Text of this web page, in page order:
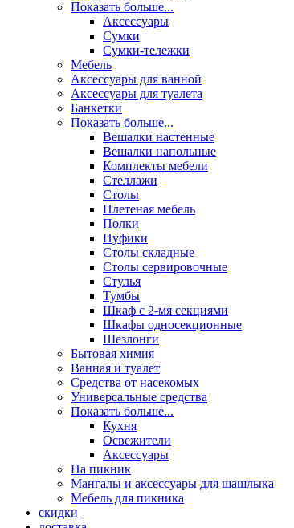
Показать больше...
Аксессуары
Сумки
Сумки-тележки
Мебель
Аксессуары для ванной
Аксессуары для туалета
Банкетки
Показать больше...
Вешалки настенные
Вешалки напольные
Комплекты мебели
Стеллажи
Столы
Плетеная мебель
Полки
Пуфики
Столы складные
Столы сервировочные
Стулья
Тумбы
Шкаф с 2-мя секциями
Шкафы односекционные
Шезлонги
Бытовая химия
Ванная и туалет
Средства от насекомых
Универсальные средства
Показать больше...
Кухня
Освежители
Аксессуары
На пикник
Мангалы и аксессуары для шашлыка
Мебель для пикника
скидки